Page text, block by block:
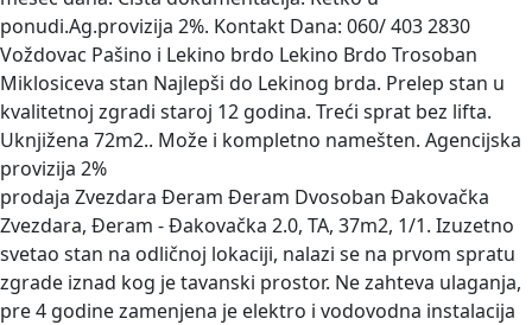
ponudi.Ag.provizija 2%. Kontakt Dana: 060/ 403 2830
Voždovac Pašino i Lekino brdo Lekino Brdo Trosoban
Miklosiceva stan Najlepši do Lekinog brda. Prelep stan u
kvalitetnoj zgradi staroj 12 godina. Treći sprat bez lifta.
Uknjižena 72m2.. Može i kompletno namešten. Agencijska
provizija 2%
prodaja Zvezdara Ðeram Đeram Dvosoban Đakovačka
Zvezdara, Đeram - Đakovačka 2.0, TA, 37m2, 1/1. Izuzetno
svetao stan na odličnoj lokaciji, nalazi se na prvom spratu
zgrade iznad kog je tavanski prostor. Ne zahteva ulaganja,
pre 4 godine zamenjena je elektro i vodovodna instalacija